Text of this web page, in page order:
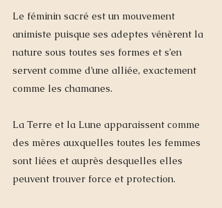
Le féminin sacré est un mouvement
animiste puisque ses adeptes vénèrent la
nature sous toutes ses formes et s’en
servent comme d’une alliée, exactement
comme les chamanes.
La Terre et la Lune apparaissent comme
des mères auxquelles toutes les femmes
sont liées et auprès desquelles elles
peuvent trouver force et protection.